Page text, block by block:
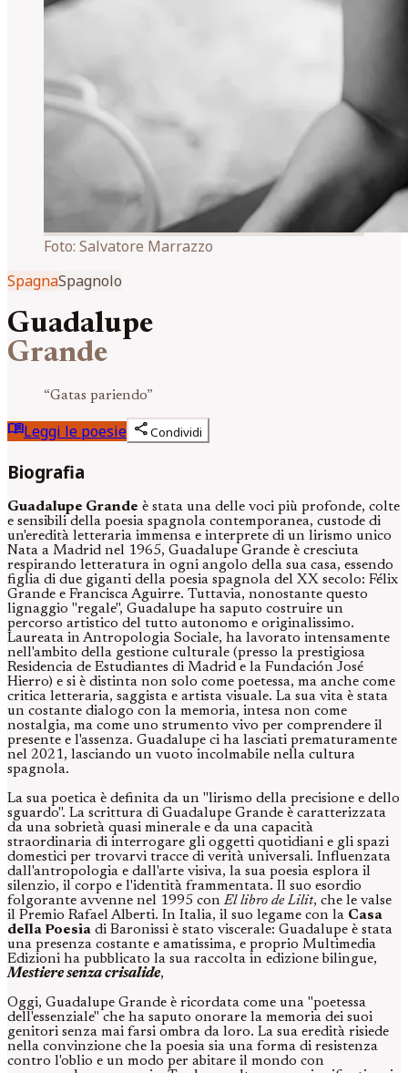
Foto: Salvatore Marrazzo
SpagnaSpagnolo
Guadalupe
Grande
“Gatas pariendo”
menu_bookLeggi le poesie shareCondividi
Biografia
Guadalupe Grande è stata una delle voci più profonde, colte
e sensibili della poesia spagnola contemporanea, custode di
un'eredità letteraria immensa e interprete di un lirismo unico
Nata a Madrid nel 1965, Guadalupe Grande è cresciuta
respirando letteratura in ogni angolo della sua casa, essendo
figlia di due giganti della poesia spagnola del XX secolo: Félix
Grande e Francisca Aguirre. Tuttavia, nonostante questo
lignaggio "regale", Guadalupe ha saputo costruire un
percorso artistico del tutto autonomo e originalissimo.
Laureata in Antropologia Sociale, ha lavorato intensamente
nell'ambito della gestione culturale (presso la prestigiosa
Residencia de Estudiantes di Madrid e la Fundación José
Hierro) e si è distinta non solo come poetessa, ma anche come
critica letteraria, saggista e artista visuale. La sua vita è stata
un costante dialogo con la memoria, intesa non come
nostalgia, ma come uno strumento vivo per comprendere il
presente e l'assenza. Guadalupe ci ha lasciati prematuramente
nel 2021, lasciando un vuoto incolmabile nella cultura
spagnola.
La sua poetica è definita da un "lirismo della precisione e dello
sguardo". La scrittura di Guadalupe Grande è caratterizzata
da una sobrietà quasi minerale e da una capacità
straordinaria di interrogare gli oggetti quotidiani e gli spazi
domestici per trovarvi tracce di verità universali. Influenzata
dall'antropologia e dall'arte visiva, la sua poesia esplora il
silenzio, il corpo e l'identità frammentata. Il suo esordio
folgorante avvenne nel 1995 con El libro de Lilit, che le valse
il Premio Rafael Alberti. In Italia, il suo legame con la Casa
della Poesia di Baronissi è stato viscerale: Guadalupe è stata
una presenza costante e amatissima, e proprio Multimedia
Edizioni ha pubblicato la sua raccolta in edizione bilingue,
Mestiere senza crisalide,
Oggi, Guadalupe Grande è ricordata come una "poetessa
dell'essenziale" che ha saputo onorare la memoria dei suoi
genitori senza mai farsi ombra da loro. La sua eredità risiede
nella convinzione che la poesia sia una forma di resistenza
contro l'oblio e un modo per abitare il mondo con